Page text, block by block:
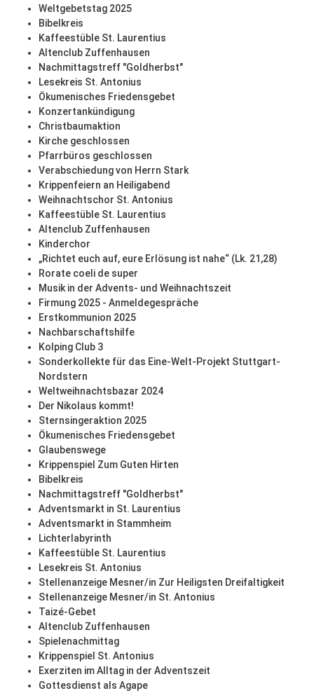
Weltgebetstag 2025
Bibelkreis
Kaffeestüble St. Laurentius
Altenclub Zuffenhausen
Nachmittagstreff "Goldherbst"
Lesekreis St. Antonius
Ökumenisches Friedensgebet
Konzertankündigung
Christbaumaktion
Kirche geschlossen
Pfarrbüros geschlossen
Verabschiedung von Herrn Stark
Krippenfeiern an Heiligabend
Weihnachtschor St. Antonius
Kaffeestüble St. Laurentius
Altenclub Zuffenhausen
Kinderchor
„Richtet euch auf, eure Erlösung ist nahe“ (Lk. 21,28)
Rorate coeli de super
Musik in der Advents- und Weihnachtszeit
Firmung 2025 - Anmeldegespräche
Erstkommunion 2025
Nachbarschaftshilfe
Kolping Club 3
Sonderkollekte für das Eine-Welt-Projekt Stuttgart-
Nordstern
Weltweihnachtsbazar 2024
Der Nikolaus kommt!
Sternsingeraktion 2025
Ökumenisches Friedensgebet
Glaubenswege
Krippenspiel Zum Guten Hirten
Bibelkreis
Nachmittagstreff "Goldherbst"
Adventsmarkt in St. Laurentius
Adventsmarkt in Stammheim
Lichterlabyrinth
Kaffeestüble St. Laurentius
Lesekreis St. Antonius
Stellenanzeige Mesner/in Zur Heiligsten Dreifaltigkeit
Stellenanzeige Mesner/in St. Antonius
Taizé-Gebet
Altenclub Zuffenhausen
Spielenachmittag
Krippenspiel St. Antonius
Exerziten im Alltag in der Adventszeit
Gottesdienst als Agape